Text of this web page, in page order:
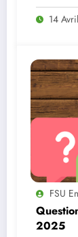
14
FSU
2025